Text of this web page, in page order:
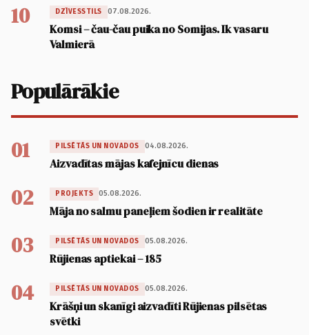
10 DZĪVESSTILS 07.08.2026.
Komsi – čau-čau puika no Somijas. Ik vasaru
Valmierā
Populārākie
01 PILSĒTĀS UN NOVADOS 04.08.2026.
Aizvadītas mājas kafejnīcu dienas
02 PROJEKTS 05.08.2026.
Māja no salmu paneļiem šodien ir realitāte
03 PILSĒTĀS UN NOVADOS 05.08.2026.
Rūjienas aptiekai – 185
04 PILSĒTĀS UN NOVADOS 05.08.2026.
Krāšņi un skanīgi aizvadīti Rūjienas pilsētas
svētki